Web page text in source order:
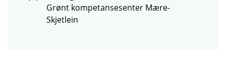
Grønt kompetansesenter Mære-
Skjetlein